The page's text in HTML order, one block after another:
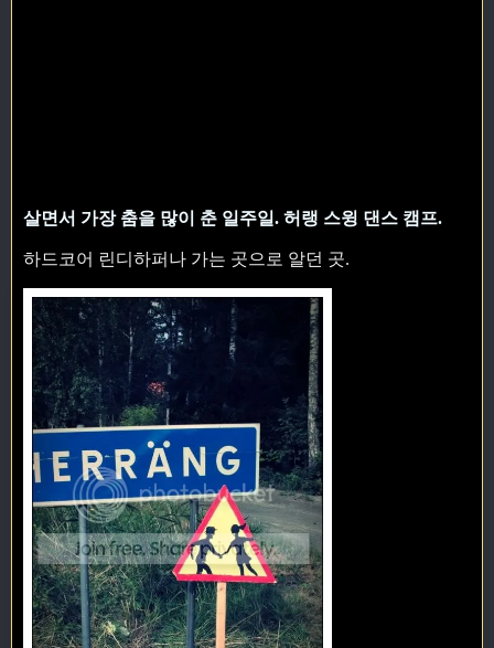
살면서 가장 춤을 많이 춘 일주일. 허랭 스윙 댄스 캠프.
하드코어 린디하퍼나 가는 곳으로 알던 곳.